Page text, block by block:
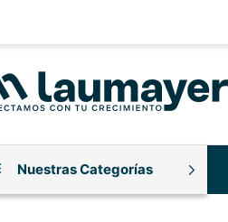
Nuestras Categorías